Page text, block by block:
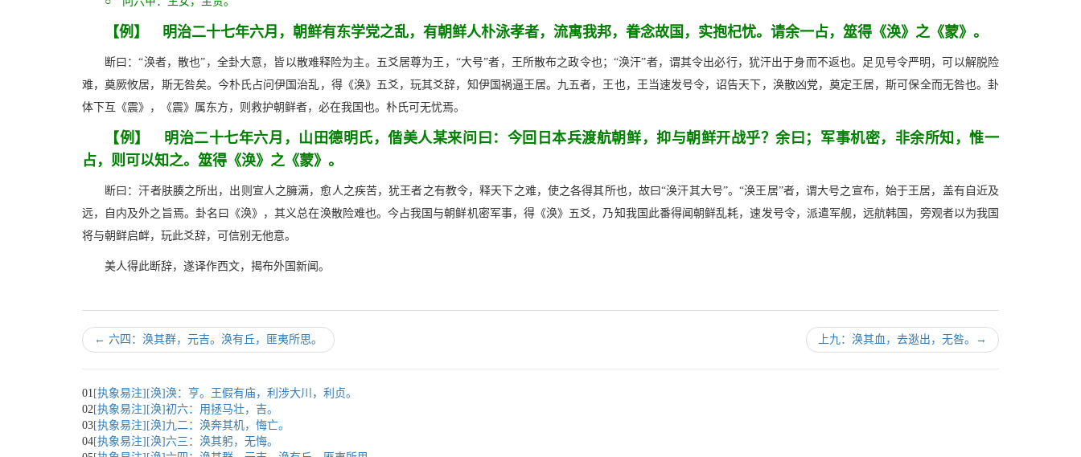
【例】 明治二十七年六月，朝鲜有东学党之乱，有朝鲜人朴泳孝者，流寓我邦，眷念故国，实抱杞忧。请余一占，筮得《涣》之《蒙》。
断曰：“涣者，散也”，全卦大意，皆以散难释险为主。五爻居尊为王，“大号”者，王所散布之政令也；“涣汗”者，谓其令出必行，犹汗出于身而不返也。足见号令严明，可以解脱险
难，奠厥攸居，斯无咎矣。今朴氏占问伊国治乱，得《涣》五爻，玩其爻辞，知伊国祸逼王居。九五者，王也，王当速发号令，诏告天下，涣散凶党，奠定王居，斯可保全而无咎也。卦
体下互《震》，《震》属东方，则救护朝鲜者，必在我国也。朴氏可无忧焉。
【例】 明治二十七年六月，山田德明氏，偕美人某来问曰：今回日本兵渡航朝鲜，抑与朝鲜开战乎？余曰；军事机密，非余所知，惟一
占，则可以知之。筮得《涣》之《蒙》。
断曰：汗者肤腠之所出，出则宣人之臃满，愈人之疾苦，犹王者之有教令，释天下之难，使之各得其所也，故曰“涣汗其大号”。“涣王居”者，谓大号之宣布，始于王居，盖有自近及
远，自内及外之旨焉。卦名曰《涣》，其义总在涣散险难也。今占我国与朝鲜机密军事，得《涣》五爻，乃知我国此番得闻朝鲜乱耗，速发号令，派遣军舰，远航韩国，旁观者以为我国
将与朝鲜启衅，玩此爻辞，可信别无他意。
美人得此断辞，遂译作西文，揭布外国新闻。
← 六四：涣其群，元吉。涣有丘，匪夷所思。 上九：涣其血，去逖出，无咎。 →
01 [执象易注][涣]涣：亨。王假有庙，利涉大川，利贞。
02[执象易注][涣]初六：用拯马壮，吉。
03[执象易注][涣]九二：涣奔其机，悔亡。
04[执象易注][涣]六三：涣其躬，无悔。